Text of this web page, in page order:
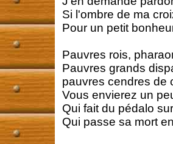
Si l'ombre de ma
Pour un petit
Pauvres rois,
Pauvres grands
pauvres cendres de
Vous envierez un
Qui fait du pédalo
Qui passe sa mort